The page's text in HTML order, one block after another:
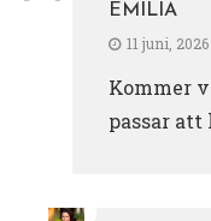
EMILIA
11 juni,
Kommer
passar att